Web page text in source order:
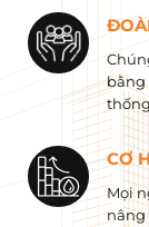
bằng
CƠ
Mọi
nâng